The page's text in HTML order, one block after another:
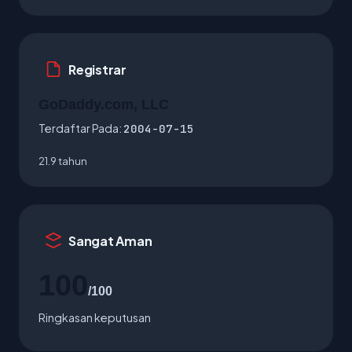
Registrar
Terdaftar Pada: 2004-07-15
21.9 tahun
Sangat Aman
/100
Ringkasan keputusan